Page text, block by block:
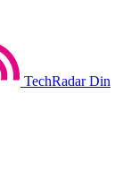
TechRadar Din